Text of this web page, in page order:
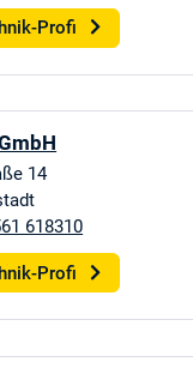
Profi
14
618310
Profi